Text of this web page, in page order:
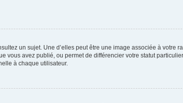
un sujet. Une d’elles peut être une image associée à votre
vous avez publié, ou permet de différencier votre statut
à chaque utilisateur.